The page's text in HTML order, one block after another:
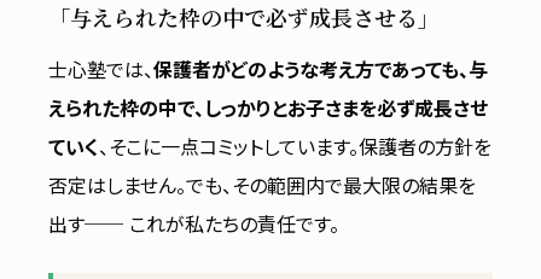
「与えられた枠の中で必ず成長させる」
士心塾では、保護者がどのような考え方であっても、与
えられた枠の中で、しっかりとお子さまを必ず成長させ
ていく、そこに一点コミットしています。保護者の方針を
否定はしません。でも、その範囲内で最大限の結果を
出す── これが私たちの責任です。